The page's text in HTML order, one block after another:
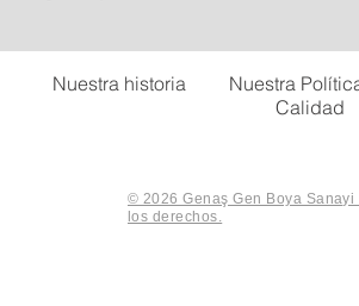
Nuestra historia
Nuestra
Calidad
© 2026 Genaş Gen Boya
los derechos.